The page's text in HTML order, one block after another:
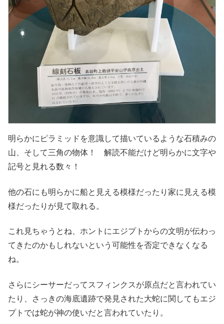
明らかにピラミッドを意識して描いているような石積みの
山、そして三角の物体！ 解読不能だけど明らかに文字や
記号と見れる数々！
他の石にも明らかに船と見える模様だったり家に見える模
様だったりが見て取れる。
これ見ちゃうとね、ホントにエジプトからの文明が伝わっ
てきたのかもしれないという可能性を否定できなくなる
ね。
さらにシーサーだってスフィンクスが原点だと言われてい
たり、さっきの海底遺跡で発見された大蛇に関してもエジ
プトでは蛇が神の使いだと言われていたり。